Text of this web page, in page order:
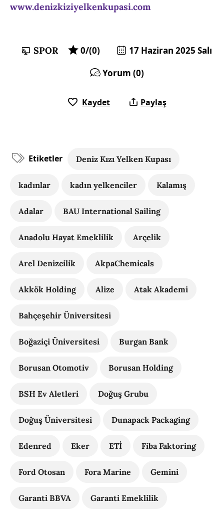
www.denizkiziyelkenkupasi.com
SPOR 0/(0)
17 Haziran 2025 Salı
Yorum (0)
Kaydet Paylaş
Etiketler Deniz Kızı Yelken Kupası
kadınlar kadın yelkenciler Kalamış
Adalar BAU International Sailing
Anadolu Hayat Emeklilik Arçelik
Arel Denizcilik AkpaChemicals
Akkök Holding Alize Atak Akademi
Bahçeşehir Üniversitesi
Boğaziçi Üniversitesi Burgan Bank
Borusan Otomotiv Borusan Holding
BSH Ev Aletleri Doğuş Grubu
Doğuş Üniversitesi Dunapack Packaging
Edenred Eker ETİ Fiba Faktoring
Ford Otosan Fora Marine Gemini
Garanti BBVA Garanti Emeklilik